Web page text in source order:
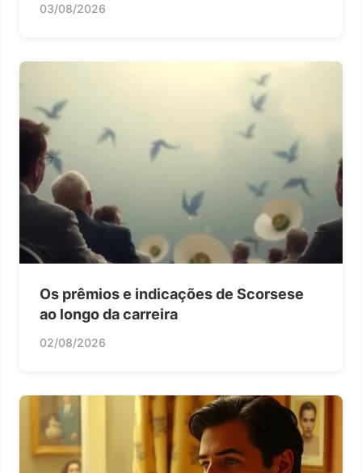
03/08/2026
Os prêmios e indicações de Scorsese
ao longo da carreira
02/08/2026